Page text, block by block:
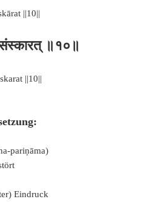
||10||
संस्कारत् ॥१०॥
||10||
pariṇāma)
Eindruck